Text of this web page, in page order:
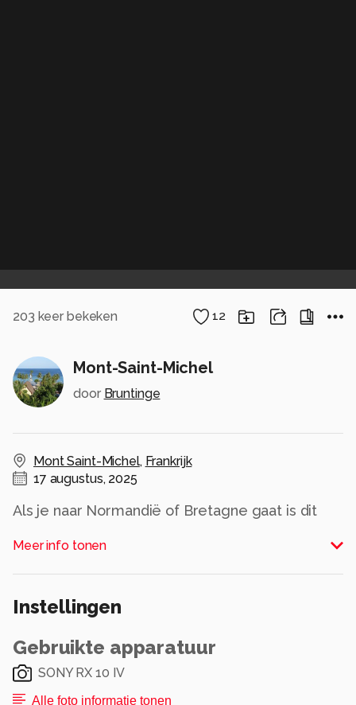
203 keer bekeken 12
Mont-Saint-Michel
door Bruntinge
Mont Saint-Michel, Frankrijk
17 augustus, 2025
Als je naar Normandië of Bretagne gaat is dit
Meer info tonen
Instellingen
Gebruikte apparatuur
SONY RX 10 IV
Alle foto informatie tonen